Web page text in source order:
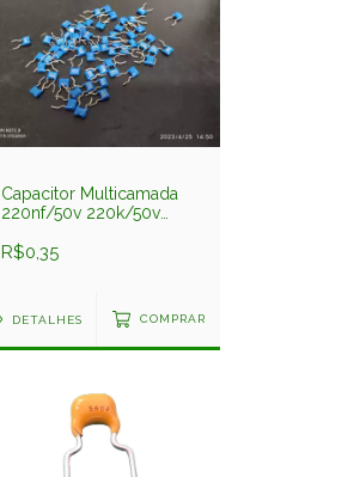
Capacitor Multicamada
220nf/50v 220k/50v
R$0,35
DETALHES COMPRAR